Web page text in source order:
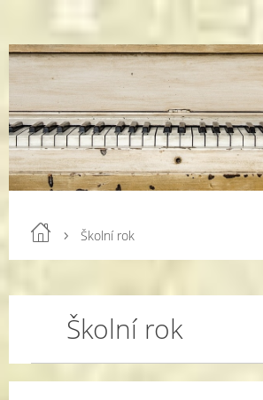
Školní rok
Školní rok